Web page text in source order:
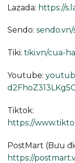
Lazada: https://
Sendo:
Tiki: tiki.vn/cua-
Youtube:
Tiktok:
https://
PostMart (Bưu
https://